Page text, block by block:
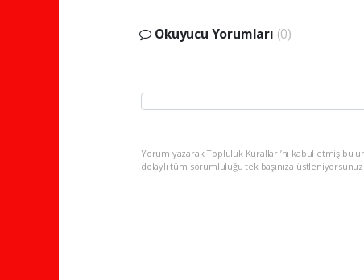
Okuyucu Yorumları (0)
Yorum yazarak Topluluk Kuralları’nı kabul etmiş
dolaylı tüm sorumluluğu tek başınıza